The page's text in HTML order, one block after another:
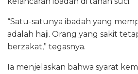
“Satu-satunya ibadah yang
adalah haji. Orang yang sakit
berzakat,” tegasnya.
Ia menjelaskan bahwa syarat